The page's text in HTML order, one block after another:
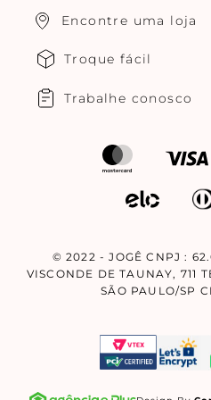
Encontre uma loja
Troque fácil
Trabalhe conosco
© 2022 - JOGÊ CNPJ :
VISCONDE DE TAUNAY, 711
SÃO PAULO/SP